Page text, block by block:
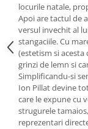
locurile natale,
Apoi are tactul de
versul invechit al
stangaciile. Cu
(estetism si
grinzi de lemn si
Simplificandu-si
Ion Pillat devine
care le expune cu
strugurele
reprezentari